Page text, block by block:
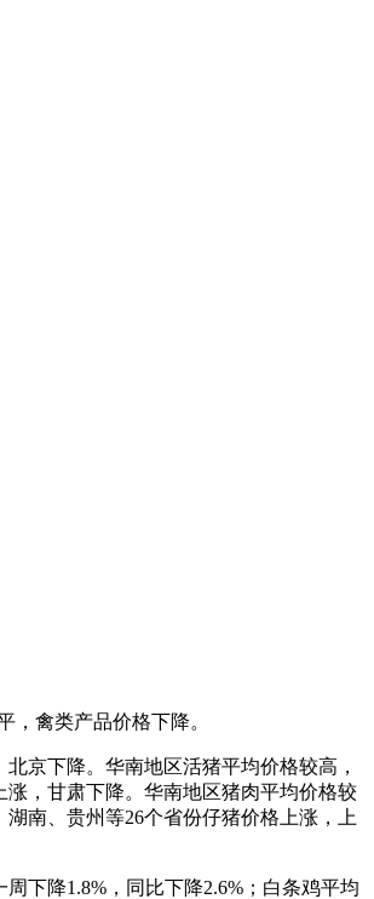
，禽类产品价格下降。
京下降。华南地区活猪平均价格较高，
涨，甘肃下降。华南地区猪肉平均价格较
南、贵州等26个省份仔猪价格上涨，上
下降1.8%，同比下降2.6%；白条鸡平均